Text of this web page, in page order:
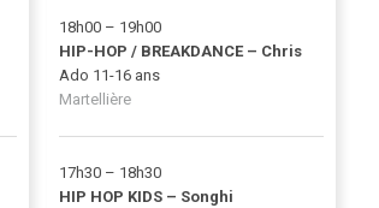
18h00 – 19h00
HIP-HOP / BREAKDANCE – Chris
Ado 11-16 ans
Martellière
17h30 – 18h30
HIP HOP KIDS – Songhi